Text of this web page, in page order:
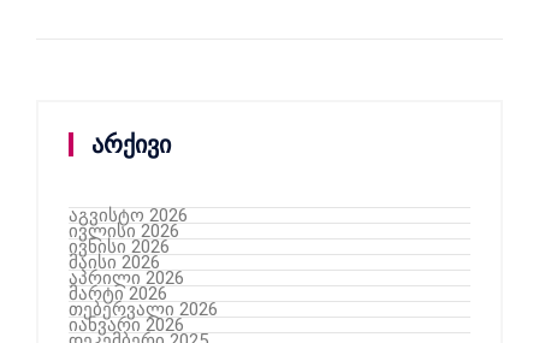
არქივი
აგვისტო 2026
ივლისი 2026
ივნისი 2026
მაისი 2026
აპრილი 2026
მარტი 2026
თებერვალი 2026
იანვარი 2026